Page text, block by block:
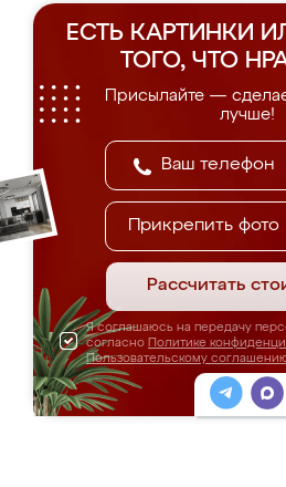
ЕСТЬ КАРТИНКИ
ТОГО, ЧТО
Присылайте —
лучше!
Прикрепить фото
Рассчитать
Я соглашаюсь на передачу
согласно Политике
Пользовательскому